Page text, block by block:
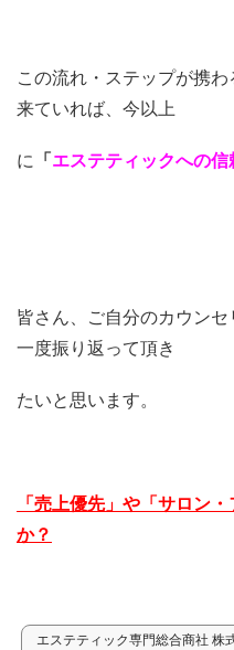
この流れ・ステップが携
来ていれば、今以上
に 「 エステティックへの信
皆さん、ご自分のカウン
一度振り返って頂き
たいと思います。
「売上優先」や「サロン
か？
エステティック専門総合商社 株